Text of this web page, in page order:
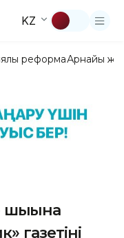
KZ
реформаАрнайы
шыңына